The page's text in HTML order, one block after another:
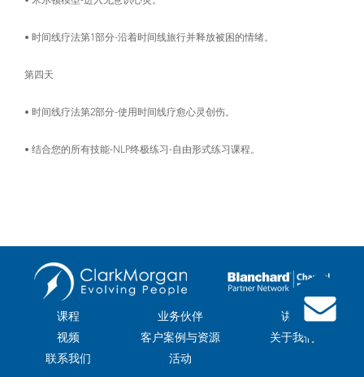
• 时间线疗法第1部分-沿着时间线旅行并释放被困的情绪。
第四天
• 时间线疗法第2部分-使用时间线疗愈心灵创伤。
• 结合您的所有技能-NLP终极练习-自由形式练习课程。
课程 业务伙伴
讲师
视频
客户案例与资源
关于我们
联系我们
活动